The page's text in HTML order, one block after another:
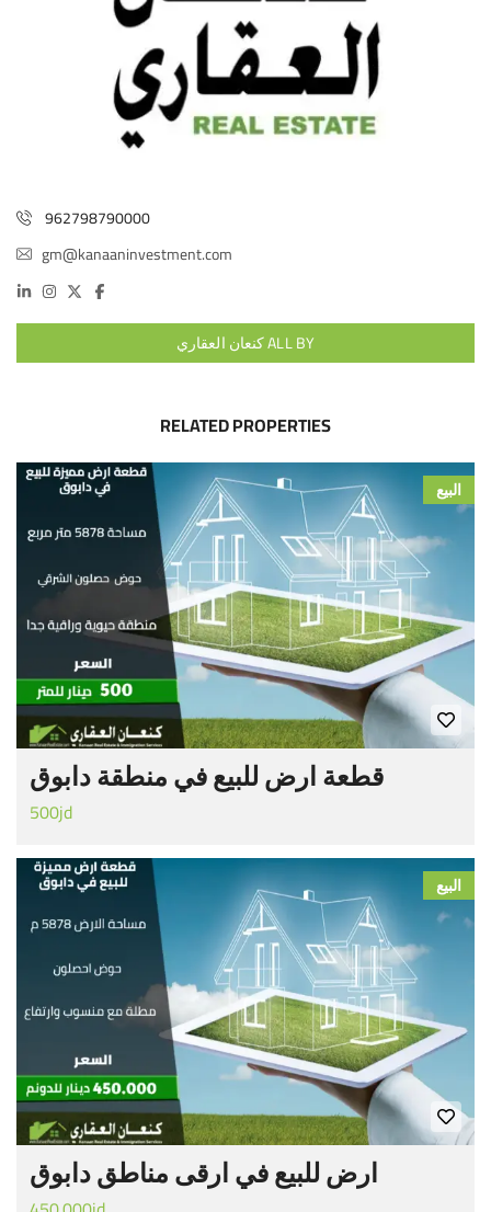
962798790000
gm@kanaaninvestment.com
ALL BY كنعان العقاري
RELATED PROPERTIES
البيع
قطعة ارض للبيع في منطقة دابوق
500jd
البيع
ارض للبيع في ارقى مناطق دابوق